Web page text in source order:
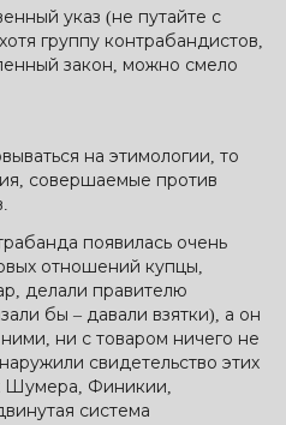
указ (не путайте с
группу контрабандистов,
закон, можно смело
на этимологии, то
совершаемые против
появилась очень
отношений купцы,
делали правителю
бы – давали взятки), а он
ни с товаром ничего не
свидетельство этих
Шумера, Финикии,
система